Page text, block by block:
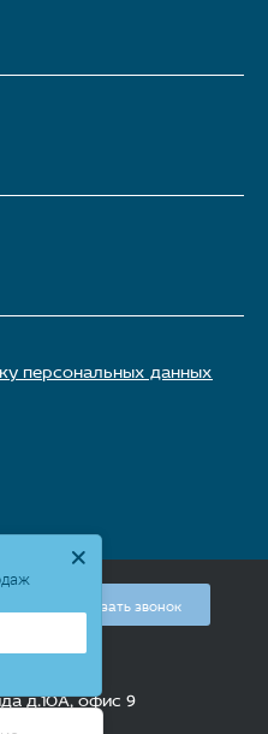
персональных данных
Заказать звонок
д.10А, офис 9